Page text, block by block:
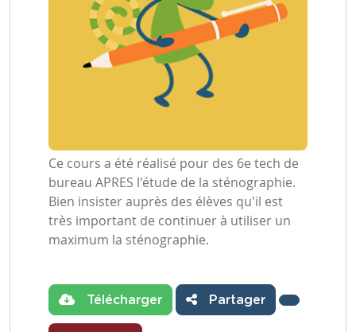
Ce cours a été réalisé pour des 6e tech de
bureau APRES l'étude de la sténographie.
Bien insister auprès des élèves qu'il est
très important de continuer à utiliser un
maximum la sténographie.
Télécharger Partager